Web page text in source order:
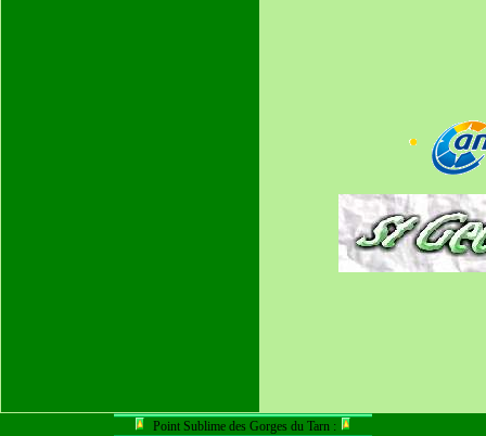
Point Sublime des Gorges du Tarn :